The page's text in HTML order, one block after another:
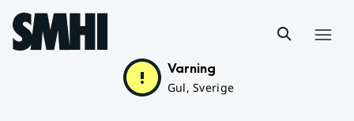
Hoppa till sidans innehåll
Varning
Gul, Sverige